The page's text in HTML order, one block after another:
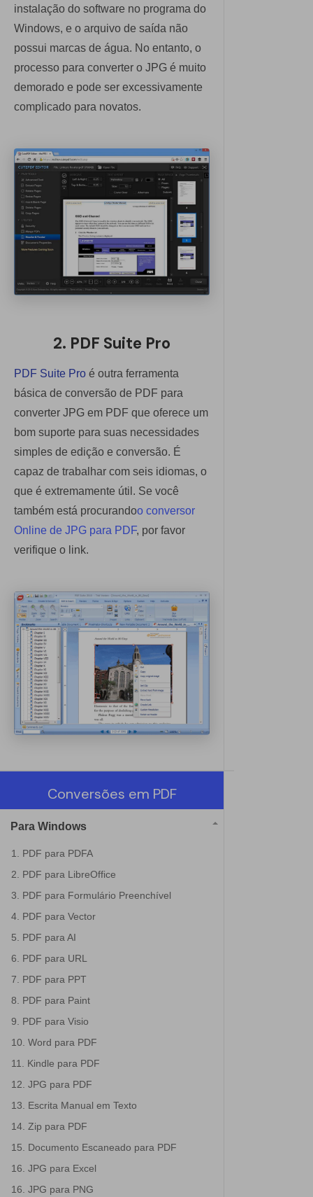
instalação do software no programa do
Windows, e o arquivo de saída não
possui marcas de água. No entanto, o
processo para converter o JPG é muito
demorado e pode ser excessivamente
complicado para novatos.
2. PDF Suite Pro
PDF Suite Pro é outra ferramenta
básica de conversão de PDF para
converter JPG em PDF que oferece um
bom suporte para suas necessidades
simples de edição e conversão. É
capaz de trabalhar com seis idiomas, o
que é extremamente útil. Se você
também está procurandoo conversor
Online de JPG para PDF, por favor
verifique o link.
Conversões em PDF
Para Windows
1. PDF para PDFA
2. PDF para LibreOffice
3. PDF para Formulário Preenchível
4. PDF para Vector
5. PDF para AI
6. PDF para URL
7. PDF para PPT
8. PDF para Paint
9. PDF para Visio
10. Word para PDF
11. Kindle para PDF
12. JPG para PDF
13. Escrita Manual em Texto
14. Zip para PDF
15. Documento Escaneado para PDF
16. JPG para Excel
16. JPG para PNG